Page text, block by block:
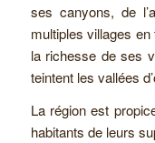
ses canyons, de
multiples villages
la richesse de ses
teintent les vallées
La région est
habitants de leurs